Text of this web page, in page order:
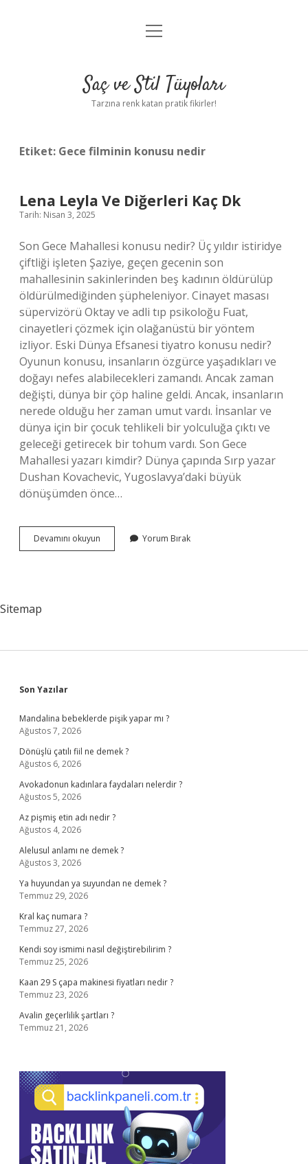
Anasayfa
Yasal Uyarı
menüyü
Saç ve Stil Tüyoları
Tarzına renk katan pratik fikirler!
Etiket: Gece filminin konusu nedir
Lena Leyla Ve Diğerleri Kaç Dk
Tarih: Nisan 3, 2025
Son Gece Mahallesi konusu nedir? Üç yıldır istiridye
çiftliği işleten Şaziye, geçen gecenin son
mahallesinin sakinlerinden beş kadının öldürülüp
öldürülmediğinden şüpheleniyor. Cinayet masası
süpervizörü Oktay ve adli tıp psikoloğu Fuat,
cinayetleri çözmek için olağanüstü bir yöntem
izliyor. Eski Dünya Efsanesi tiyatro konusu nedir?
Oyunun konusu, insanların özgürce yaşadıkları ve
doğayı nefes alabilecekleri zamandı. Ancak zaman
değişti, dünya bir çöp haline geldi. Ancak, insanların
nerede olduğu her zaman umut vardı. İnsanlar ve
dünya için bir çocuk tehlikeli bir yolculuğa çıktı ve
geleceği getirecek bir tohum vardı. Son Gece
Mahallesi yazarı kimdir? Dünya çapında Sırp yazar
Dushan Kovachevic, Yugoslavya’daki büyük
dönüşümden önce…
Devamını okuyun
Leyla
Yorum Bırak
Sitemap
Sidebar
Son Yazılar
Mandalina bebeklerde pişik yapar mı ?
Ağustos 7, 2026
Dönüşlü çatılı fiil ne demek ?
Ağustos 6, 2026
Avokadonun kadınlara faydaları nelerdir ?
Ağustos 5, 2026
Az pişmiş etin adı nedir ?
Ağustos 4, 2026
Alelusul anlamı ne demek ?
Ağustos 3, 2026
Ya huyundan ya suyundan ne demek ?
Temmuz 29, 2026
Kral kaç numara ?
Temmuz 27, 2026
Kendi soy ismimi nasıl değiştirebilirim ?
Temmuz 25, 2026
Kaan 29 S çapa makinesi fiyatları nedir ?
Temmuz 23, 2026
Avalin geçerlilik şartları ?
Temmuz 21, 2026